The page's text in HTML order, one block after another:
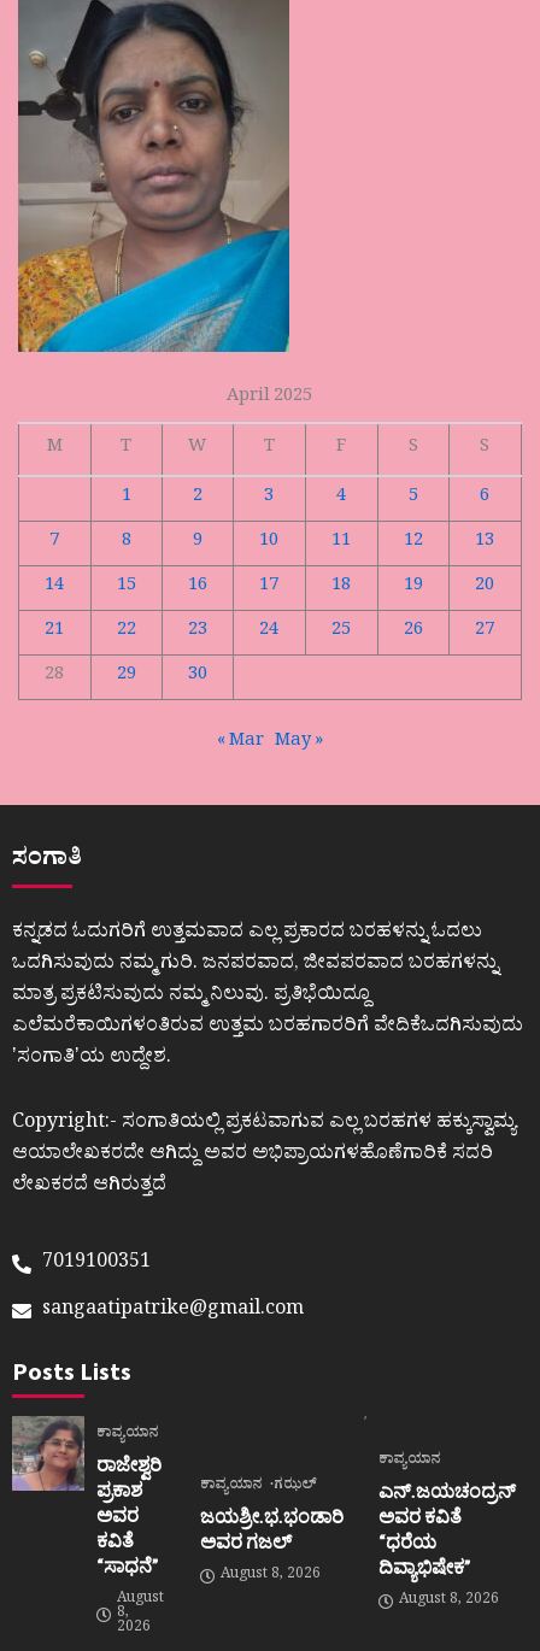
April 2025
M
T W T F S
S
1
2 3 4 5
6
7
8 9 10 11 12
13
14
15 16 17 18 19
20
21
22 23 24 25 26
27
28
29 30
« Mar May »
ಸಂಗಾತಿ
ಕನ್ನಡದ ಓದುಗರಿಗೆ ಉತ್ತಮವಾದ ಎಲ್ಲ ಪ್ರಕಾರದ ಬರಹಳನ್ನು ಓದಲು
ಒದಗಿಸುವುದು ನಮ್ಮ ಗುರಿ. ಜನಪರವಾದ, ಜೀವಪರವಾದ ಬರಹಗಳನ್ನು
ಮಾತ್ರ ಪ್ರಕಟಿಸುವುದು ನಮ್ಮ ನಿಲುವು. ಪ್ರತಿಭೆಯಿದ್ದೂ
ಎಲೆಮರೆಕಾಯಿಗಳಂತಿರುವ ಉತ್ತಮ ಬರಹಗಾರರಿಗೆ ವೇದಿಕೆಒದಗಿಸುವುದು
ʼಸಂಗಾತಿʼಯ ಉದ್ದೇಶ.
Copyright:- ಸಂಗಾತಿಯಲ್ಲಿ ಪ್ರಕಟವಾಗುವ ಎಲ್ಲ ಬರಹಗಳ ಹಕ್ಕುಸ್ವಾಮ್ಯ
ಆಯಾಲೇಖಕರದೇ ಆಗಿದ್ದು ಅವರ ಅಭಿಪ್ರಾಯಗಳಹೊಣೆಗಾರಿಕೆ ಸದರಿ
ಲೇಖಕರದೆ ಆಗಿರುತ್ತದೆ
7019100351
sangaatipatrike@gmail.com
Posts Lists
ಕಾವ್ಯಯಾನ
ರಾಜೇಶ್ವರಿ
ಪ್ರಕಾಶ
ಅವರ
ಕವಿತೆ
“ಸಾಧನೆ”
August
8,
2026
ಕಾವ್ಯಯಾನ ಗಝಲ್
ಜಯಶ್ರೀ.ಭ.ಭಂಡಾರಿ
ಅವರ ಗಜಲ್
August 8, 2026
ಕಾವ್ಯಯಾನ
ಎನ್.ಜಯಚಂದ್ರನ್
ಅವರ ಕವಿತೆ
“ಧರೆಯ
ದಿವ್ಯಾಭಿಷೇಕ”
August 8, 2026